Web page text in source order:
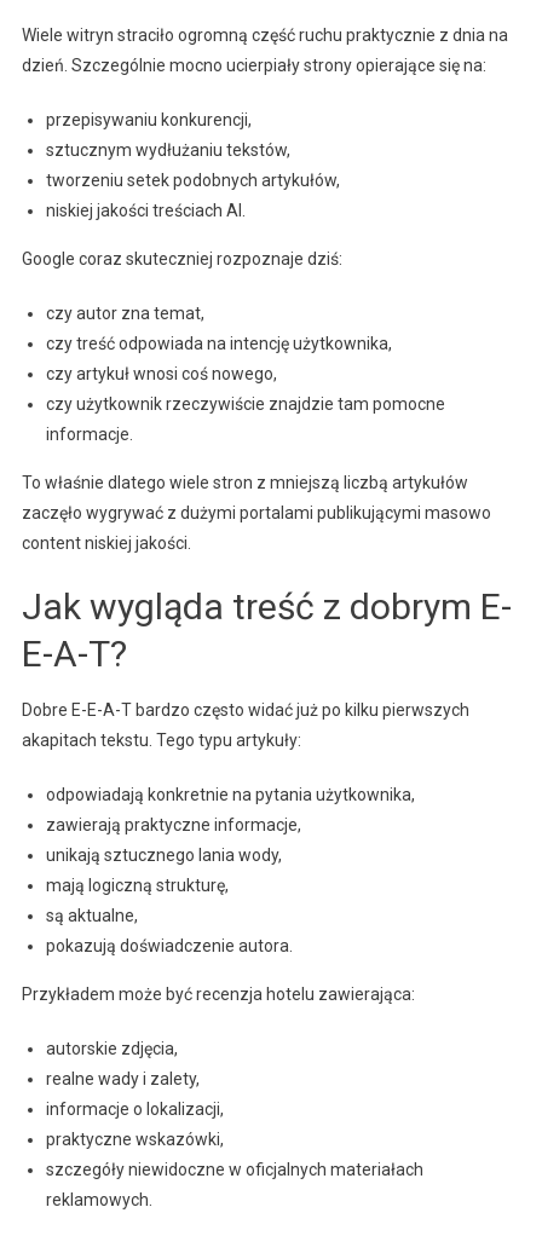
Wiele witryn straciło ogromną część ruchu praktycznie z dnia na
dzień. Szczególnie mocno ucierpiały strony opierające się na:
przepisywaniu konkurencji,
sztucznym wydłużaniu tekstów,
tworzeniu setek podobnych artykułów,
niskiej jakości treściach AI.
Google coraz skuteczniej rozpoznaje dziś:
czy autor zna temat,
czy treść odpowiada na intencję użytkownika,
czy artykuł wnosi coś nowego,
czy użytkownik rzeczywiście znajdzie tam pomocne
informacje.
To właśnie dlatego wiele stron z mniejszą liczbą artykułów
zaczęło wygrywać z dużymi portalami publikującymi masowo
content niskiej jakości.
Jak wygląda treść z dobrym E-
E-A-T?
Dobre E-E-A-T bardzo często widać już po kilku pierwszych
akapitach tekstu. Tego typu artykuły:
odpowiadają konkretnie na pytania użytkownika,
zawierają praktyczne informacje,
unikają sztucznego lania wody,
mają logiczną strukturę,
są aktualne,
pokazują doświadczenie autora.
Przykładem może być recenzja hotelu zawierająca:
autorskie zdjęcia,
realne wady i zalety,
informacje o lokalizacji,
praktyczne wskazówki,
szczegóły niewidoczne w oficjalnych materiałach
reklamowych.